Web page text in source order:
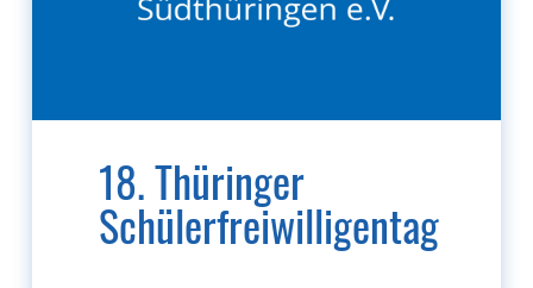
18. Thüringer
Schülerfreiwilligentag